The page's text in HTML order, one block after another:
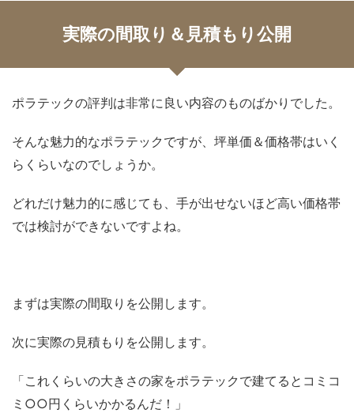
実際の間取り＆見積もり公開
ポラテックの評判は非常に良い内容のものばかりでした。
そんな魅力的なポラテックですが、坪単価＆価格帯はいく
らくらいなのでしょうか。
どれだけ魅力的に感じても、手が出せないほど高い価格帯
では検討ができないですよね。
まずは実際の間取りを公開します。
次に実際の見積もりを公開します。
「これくらいの大きさの家をポラテックで建てるとコミコ
ミ○○円くらいかかるんだ！」